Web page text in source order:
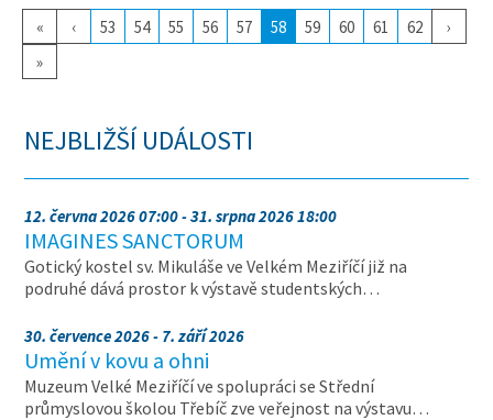
« ‹ 53 54 55 56 57 58 59 60 61 62
›
»
NEJBLIŽŠÍ UDÁLOSTI
12. června 2026 07:00 - 31. srpna 2026 18:00
IMAGINES SANCTORUM
Gotický kostel sv. Mikuláše ve Velkém Meziříčí již na
podruhé dává prostor k výstavě studentských…
30. července 2026 - 7. září 2026
Umění v kovu a ohni
Muzeum Velké Meziříčí ve spolupráci se Střední
průmyslovou školou Třebíč zve veřejnost na výstavu…